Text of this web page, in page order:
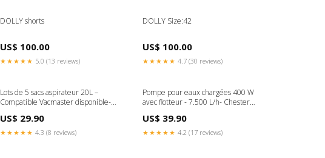
DOLLY shorts
US$ 100.00
★★★★★ 5.0 (13 reviews)
DOLLY Size:42
US$ 100.00
★★★★★ 4.7 (30 reviews)
Lots de 5 sacs aspirateur 20L –
Compatible Vacmaster disponible-
US$ 29.90
★★★★★ 4.3 (8 reviews)
Pompe pour eaux chargées 400 W
avec flotteur - 7.500 L/h- Chester
US$ 39.90
★★★★★ 4.2 (17 reviews)